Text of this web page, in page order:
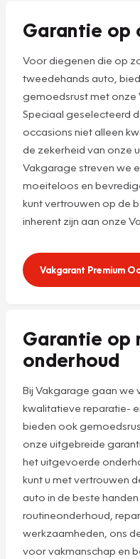
Garantie op
Voor diegenen die op
tweedehands auto,
gemoedsrust met onze
Speciaal geselecteerd
occasions niet alleen
de zekerheid van onze
Vakgarage streven we
moeiteloos en
kunt vertrouwen op de
inherent zijn aan onze
Vakgarant Premium
Garantie op
onderhoud
Bij Vakgarage gaan we
kwalitatieve reparatie-
bieden ook
onze uitgebreide
het uitgevoerde
kunt u met vertrouwen
auto in de beste
routineonderhoud,
werkzaamheden, ons
voor vakmanschap en